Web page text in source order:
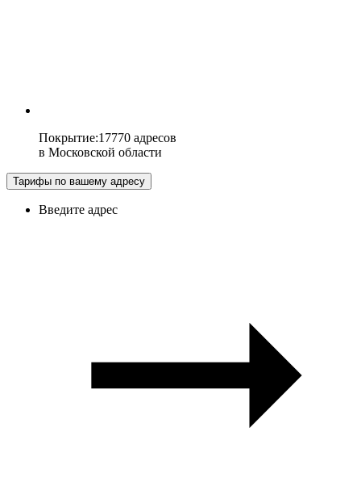
Покрытие:17770 адресов
в Московской области
Тарифы по вашему адресу
Введите адрес